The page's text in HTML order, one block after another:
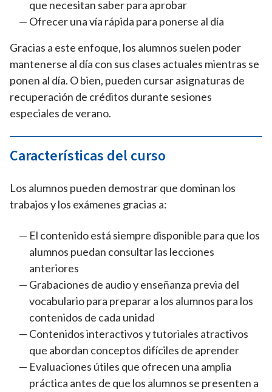
que necesitan saber para aprobar
Ofrecer una vía rápida para ponerse al día
Gracias a este enfoque, los alumnos suelen poder
mantenerse al día con sus clases actuales mientras se
ponen al día. O bien, pueden cursar asignaturas de
recuperación de créditos durante sesiones
especiales de verano.
Características del curso
Los alumnos pueden demostrar que dominan los
trabajos y los exámenes gracias a:
El contenido está siempre disponible para que los
alumnos puedan consultar las lecciones
anteriores
Grabaciones de audio y enseñanza previa del
vocabulario para preparar a los alumnos para los
contenidos de cada unidad
Contenidos interactivos y tutoriales atractivos
que abordan conceptos difíciles de aprender
Evaluaciones útiles que ofrecen una amplia
práctica antes de que los alumnos se presenten a